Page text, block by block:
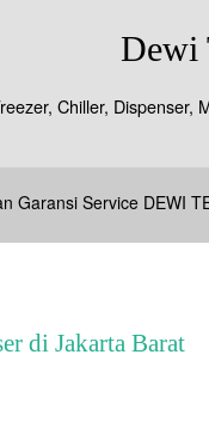
Dewi
Chiller, Dispenser,
Garansi Service DEWI
di Jakarta Barat